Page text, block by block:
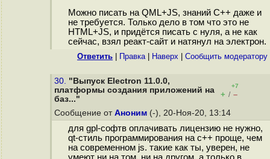
Можно писать на QML+JS, знаний C++ даже и
не требуется. Только дело в том что это не
HTML+JS, и придётся писать с нуля, а не как
сейчас, взял реакт-сайт и натянул на электрон.
Ответить Правка| Наверх Cообщить модератору
30. "Выпуск Electron 11.0.0,
платформы создания приложений на
баз..."
+7
+ / –
Сообщение от Аноним (-), 20-Ноя-20, 13:14
для gpl-софтв оплачивать лицензию не нужно,
qt-стиль программирования на c++ проще, чем
на современном js. такие как ты, уверен, не